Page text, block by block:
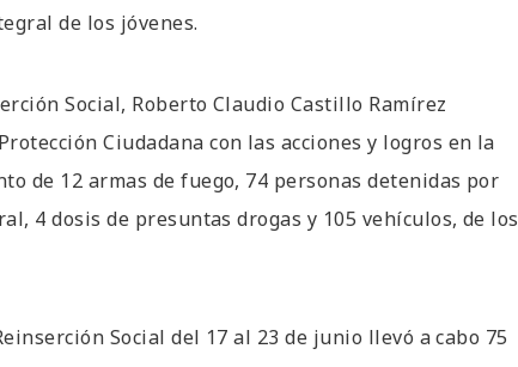
de los jóvenes.
Social, Roberto Claudio Castillo Ramírez
Ciudadana con las acciones y logros en la
de 12 armas de fuego, 74 personas detenidas por
4 dosis de presuntas drogas y 105 vehículos, de los
Social del 17 al 23 de junio llevó a cabo 75